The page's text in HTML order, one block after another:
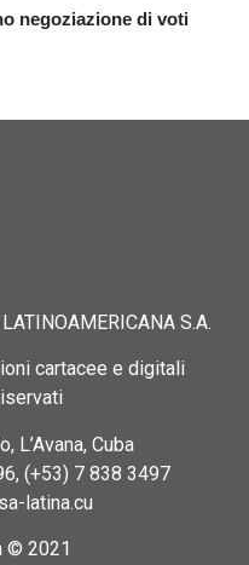
negoziazione di voti
S.A.
cartacee e digitali
L’Avana, Cuba
(+53) 7 838 3497
latina.cu
© 2021